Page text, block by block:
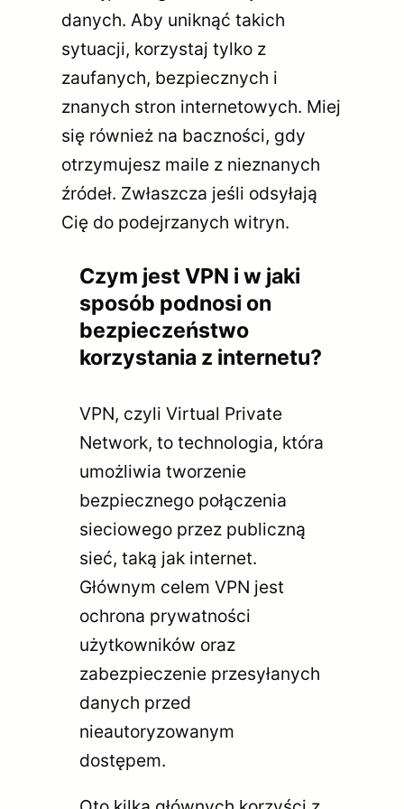
danych. Aby uniknąć takich
sytuacji, korzystaj tylko z
zaufanych, bezpiecznych i
znanych stron internetowych. Miej
się również na baczności, gdy
otrzymujesz maile z nieznanych
źródeł. Zwłaszcza jeśli odsyłają
Cię do podejrzanych witryn.
Czym jest VPN i w jaki
sposób podnosi on
bezpieczeństwo
korzystania z internetu?
VPN, czyli Virtual Private
Network, to technologia, która
umożliwia tworzenie
bezpiecznego połączenia
sieciowego przez publiczną
sieć, taką jak internet.
Głównym celem VPN jest
ochrona prywatności
użytkowników oraz
zabezpieczenie przesyłanych
danych przed
nieautoryzowanym
dostępem.